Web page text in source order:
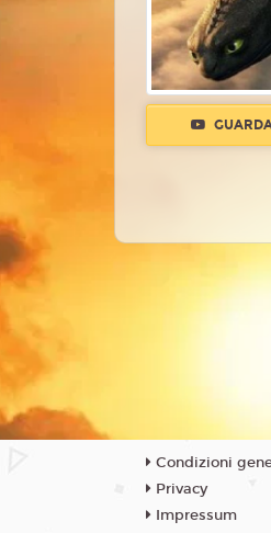
Condizioni
Privacy
Impressum